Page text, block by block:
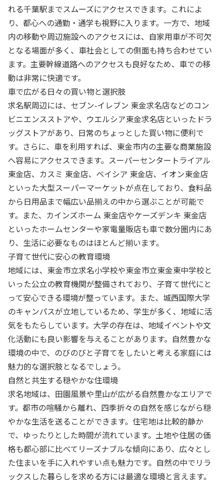
れる千葉駅までスムーズにアクセスできます。これによ
り、都心への通勤・通学も視野に入ります。一方で、地域
内の移動や周辺施設へのアクセスには、自家用車が不可欠
となる場面が多く、車社会としての側面も持ち合わせてい
ます。主要幹線道路へのアクセスも良好なため、車での移
動は非常に快適です。
車で広がる日々の買い物と選択肢
求名駅周辺には、セブン-イレブン 東金求名店などのコン
ビニエンスストアや、ウエルシア東金求名店といったドラ
ッグストアがあり、日常のちょっとした買い物に便利で
す。さらに、車を利用すれば、東金市内の主要な商業施設
へ容易にアクセスできます。スーパーセンタートライアル
東金店、カスミ 東金店、ベイシア 東金店、イオン東金店
といった大型スーパーマーケットが点在しており、食料品
から日用品まで幅広い品揃えの中から選ぶことが可能で
す。また、カインズホーム 東金店やケーズデンキ 東金店
といったホームセンターや家電量販店も車で数分圏内にあ
り、生活に必要なものはほとんど揃います。
子育て世代に安心の教育環境
地域には、東金市立求名小学校や東金市立東金東中学校と
いった公立の教育機関が整備されており、子育て世代にと
って安心できる環境が整っています。また、城西国際大学
のキャンパスが立地しているため、学生が多く、地域に活
気をもたらしています。大学の存在は、地域イベントや文
化活動にも良い影響を与えることがあります。自然豊かな
環境の中で、のびのびと子育てをしたいと考える家庭には
魅力的な選択肢となるでしょう。
自然と共生する穏やかな住環境
求名地域は、田園風景や里山が広がる自然豊かなエリアで
す。都市の喧騒から離れ、四季折々の自然を感じながら穏
やかな生活を送ることができます。住宅地は比較的静か
で、ゆったりとした時間が流れています。土地や住居の価
格も都心部に比べてリーズナブルな傾向にあり、広々とし
た住まいを手に入れやすい点も魅力です。自然の中でリラ
ックスした暮らしを求める方には最適な環境と言えます。